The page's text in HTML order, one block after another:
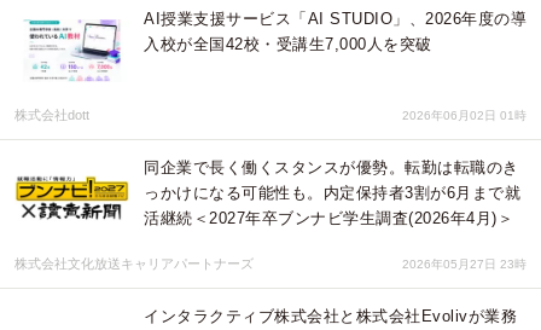
AI授業支援サービス「AI STUDIO」、2026年度の導
入校が全国42校・受講生7,000人を突破
株式会社dott 2026年06月02日 01時
同企業で長く働くスタンスが優勢。転勤は転職のき
っかけになる可能性も。内定保持者3割が6月まで就
活継続＜2027年卒ブンナビ学生調査(2026年4月)＞
株式会社文化放送キャリアパートナーズ 2026年05月27日 23時
インタラクティブ株式会社と株式会社Evolivが業務